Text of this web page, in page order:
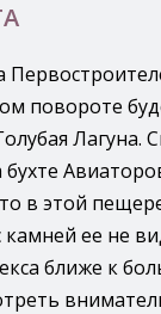
повороте
Лагуна.
в этой
камней ее не
ближе к